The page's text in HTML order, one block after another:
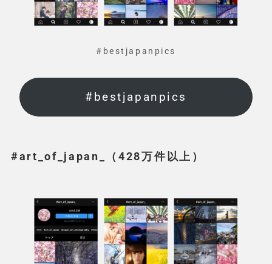
#bestjapanpics
#bestjapanpics
#art_of_japan_（428万件以上）